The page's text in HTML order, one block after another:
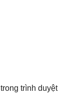
trình duyệt